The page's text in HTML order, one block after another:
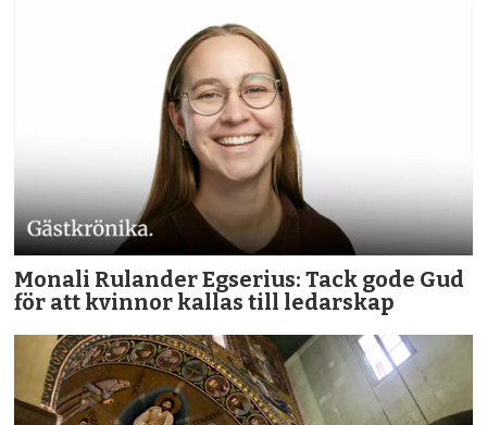
Monali Rulander Egserius: Tack gode Gud
för att kvinnor kallas till ledarskap